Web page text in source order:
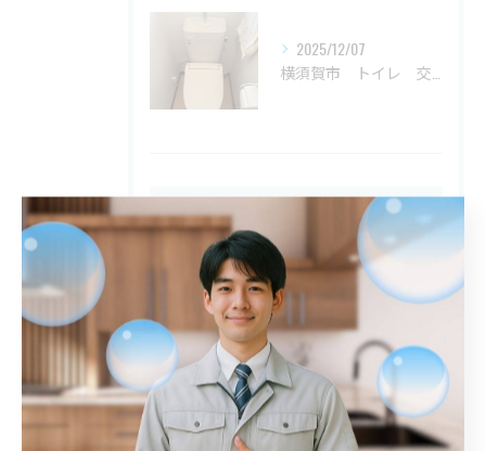
2025/12/07
タグ
屋外排水管詰まり 解消
鎌倉市 トイレ詰まり
春日部市 江戸川区 トイレ
八王子市 シンク 入間市 平塚市